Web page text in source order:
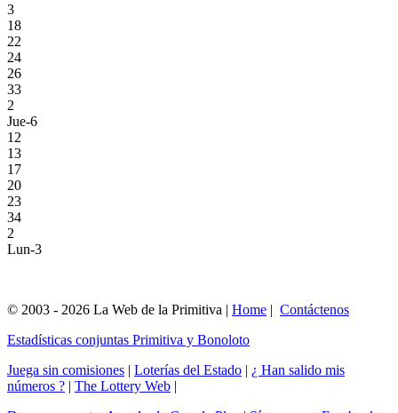
3
18
22
24
26
33
2
Jue-6
12
13
17
20
23
34
2
Lun-3
© 2003 - 2026 La Web de la Primitiva | Home | Contáctenos
Estadísticas conjuntas Primitiva y Bonoloto
Juega sin comisiones | Loterías del Estado | ¿ Han salido mis
números ? | The Lottery Web |